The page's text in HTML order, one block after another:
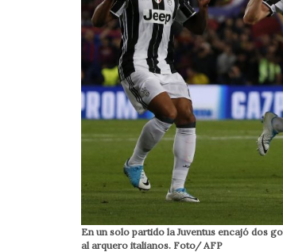
En un solo partido la Juventus encajó dos
al arquero italianos. Foto/ AFP